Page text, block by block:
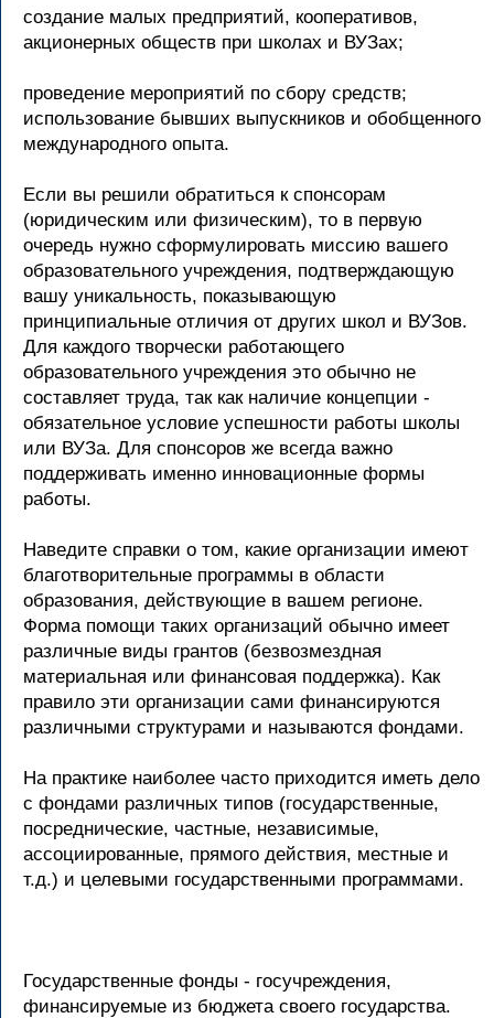
создание малых предприятий, кооперативов,
акционерных обществ при школах и ВУЗах;
проведение мероприятий по сбору средств;
использование бывших выпускников и обобщенного
международного опыта.
Если вы решили обратиться к спонсорам
(юридическим или физическим), то в первую
очередь нужно сформулировать миссию вашего
образовательного учреждения, подтверждающую
вашу уникальность, показывающую
принципиальные отличия от других школ и ВУЗов.
Для каждого творчески работающего
образовательного учреждения это обычно не
составляет труда, так как наличие концепции -
обязательное условие успешности работы школы
или ВУЗа. Для спонсоров же всегда важно
поддерживать именно инновационные формы
работы.
Наведите справки о том, какие организации имеют
благотворительные программы в области
образования, действующие в вашем регионе.
Форма помощи таких организаций обычно имеет
различные виды грантов (безвозмездная
материальная или финансовая поддержка). Как
правило эти организации сами финансируются
различными структурами и называются фондами.
На практике наиболее часто приходится иметь дело
с фондами различных типов (государственные,
посреднические, частные, независимые,
ассоциированные, прямого действия, местные и
т.д.) и целевыми государственными программами.
Государственные фонды - госучреждения,
финансируемые из бюджета своего государства.